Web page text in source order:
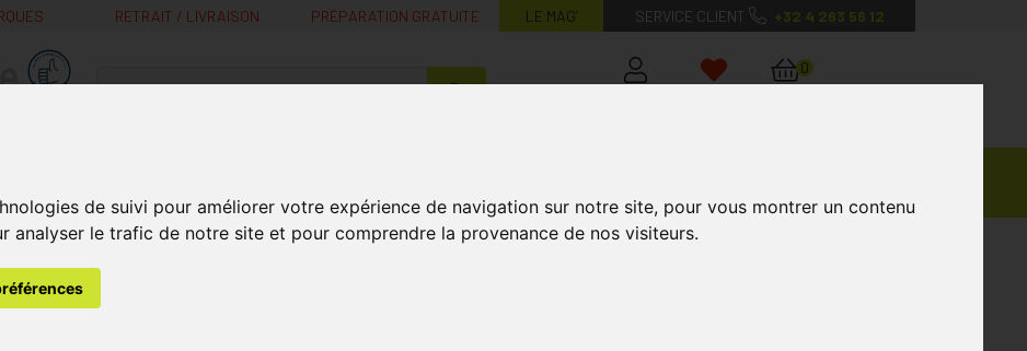
de suivi pour améliorer votre expérience de navigation sur notre site, pour vous montrer un contenu
analyser le trafic de notre site et pour comprendre la provenance de nos visiteurs.
RETRAIT / LIVRAISON PRÉPARATION GRATUITE LE MAG’ SERVICE CLIENT +32 4 263 56 12
MaPharmacie.be ma santé, mes conseils, mes prix
0
-